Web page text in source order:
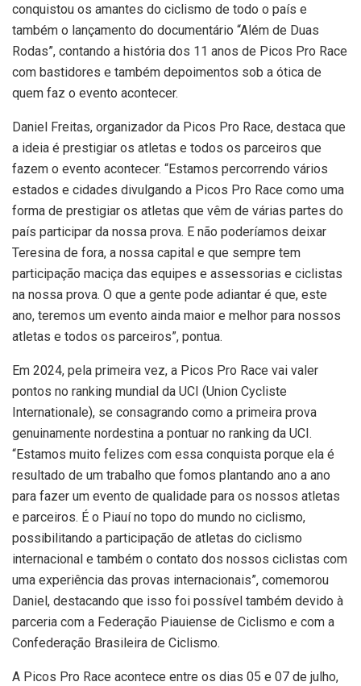
conquistou os amantes do ciclismo de todo o país e
também o lançamento do documentário “Além de Duas
Rodas”, contando a história dos 11 anos de Picos Pro Race
com bastidores e também depoimentos sob a ótica de
quem faz o evento acontecer.
Daniel Freitas, organizador da Picos Pro Race, destaca que
a ideia é prestigiar os atletas e todos os parceiros que
fazem o evento acontecer. “Estamos percorrendo vários
estados e cidades divulgando a Picos Pro Race como uma
forma de prestigiar os atletas que vêm de várias partes do
país participar da nossa prova. E não poderíamos deixar
Teresina de fora, a nossa capital e que sempre tem
participação maciça das equipes e assessorias e ciclistas
na nossa prova. O que a gente pode adiantar é que, este
ano, teremos um evento ainda maior e melhor para nossos
atletas e todos os parceiros”, pontua.
Em 2024, pela primeira vez, a Picos Pro Race vai valer
pontos no ranking mundial da UCI (Union Cycliste
Internationale), se consagrando como a primeira prova
genuinamente nordestina a pontuar no ranking da UCI.
“Estamos muito felizes com essa conquista porque ela é
resultado de um trabalho que fomos plantando ano a ano
para fazer um evento de qualidade para os nossos atletas
e parceiros. É o Piauí no topo do mundo no ciclismo,
possibilitando a participação de atletas do ciclismo
internacional e também o contato dos nossos ciclistas com
uma experiência das provas internacionais”, comemorou
Daniel, destacando que isso foi possível também devido à
parceria com a Federação Piauiense de Ciclismo e com a
Confederação Brasileira de Ciclismo.
A Picos Pro Race acontece entre os dias 05 e 07 de julho,